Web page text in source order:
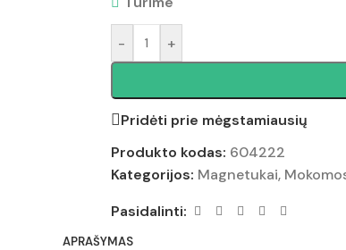
- +
Pridėti prie mėgstamiausių
Produkto kodas: 604222
Kategorijos: Magnetukai,
Pasidalinti:
APRAŠYMAS